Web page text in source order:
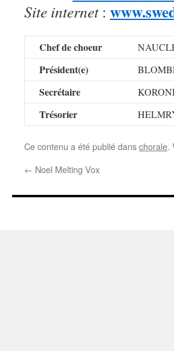
Site internet:
Chef de choeur
Président(e)
Secrétaire
Trésorier
Ce contenu a été publié danschorale.
← Noel Melting Vox